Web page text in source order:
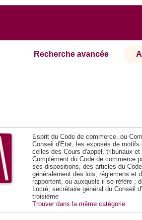
Recherche avancée
Esprit du Code de commerce, ou
Conseil d'Etat, les exposés de
celles des Cours d'appel, tribunaux
Complément du Code de commerce
ses dispositions, des articles du
généralement des lois, réglemens et
rapportent, ou auxquels il se réfère ;
Locré, secrétaire général du Conseil
troisième
Trouver dans la même catégorie